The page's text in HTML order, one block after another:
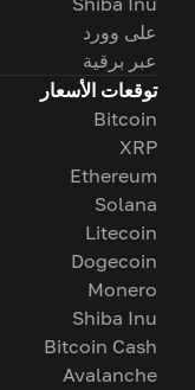
على وورد
عبر برقية
توقعات الأسعار
Bitcoin
XRP
Ethereum
Solana
Litecoin
Dogecoin
Monero
Shiba Inu
Bitcoin Cash
Avalanche